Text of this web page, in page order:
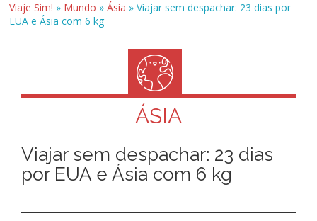
Viaje Sim! » Mundo »Ásia »Viajar sem despachar: 23 dias por
EUA e Ásia com 6 kg
ÁSIA
Viajar sem despachar: 23 dias
por EUA e Ásia com 6 kg